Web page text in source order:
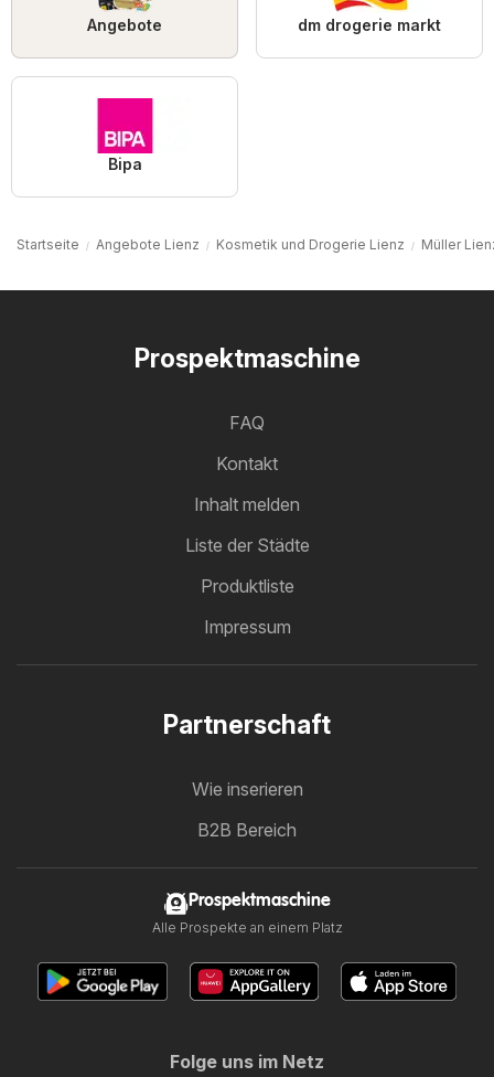
Angebote dm drogerie markt
Bipa
Startseite Angebote Lienz Kosmetik und Drogerie Lienz Müller
Prospektmaschine
FAQ
Kontakt
Inhalt melden
Liste der Städte
Produktliste
Impressum
Partnerschaft
Wie inserieren
B2B Bereich
Prospektmaschine
Alle Prospekte an einem Platz
Folge uns im Netz